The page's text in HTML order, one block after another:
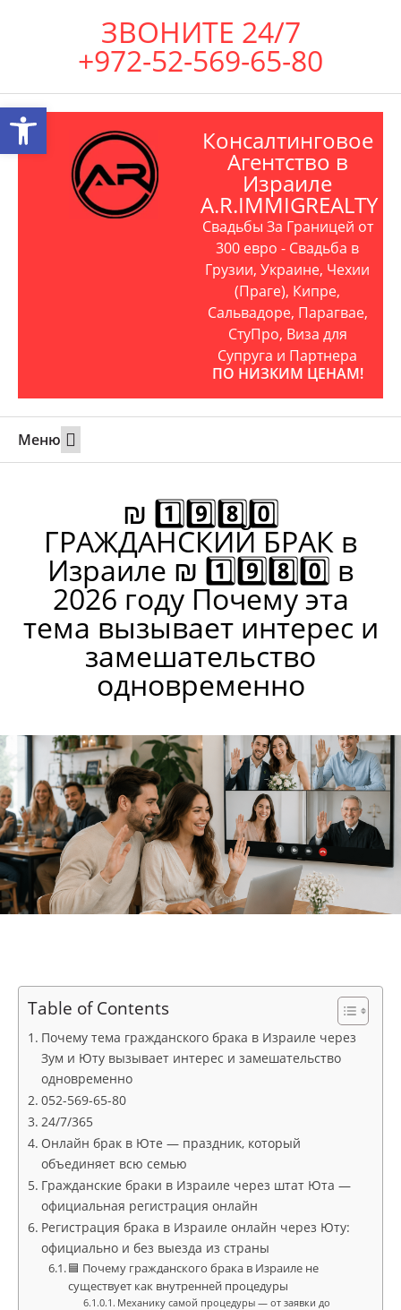
ЗВОНИТЕ 24/7
+972-52-569-65-80
Консалтинговое
Агентство в
Израиле
A.R.IMMIGREALTY
Свадьбы За Границей от
300 евро - Свадьба в
Грузии, Украине, Чехии
(Праге), Кипре,
Сальвадоре, Парагвае,
СтуПро, Виза для
Супруга и Партнера
ПО НИЗКИМ ЦЕНАМ!
Меню
₪ 1️⃣9️⃣8️⃣0️⃣
ГРАЖДАНСКИЙ БРАК в
Израиле ₪ 1️⃣9️⃣8️⃣0️⃣ в
2026 году Почему эта
тема вызывает интерес и
замешательство
одновременно
Table of Contents
Почему тема гражданского брака в Израиле через
Зум и Юту вызывает интерес и замешательство
одновременно
052-569-65-80
24/7/365
Онлайн брак в Юте — праздник, который
объединяет всю семью
Гражданские браки в Израиле через штат Юта —
официальная регистрация онлайн
Регистрация брака в Израиле онлайн через Юту:
официально и без выезда из страны
🟦 Почему гражданского брака в Израиле не
существует как внутренней процедуры
Механику самой процедуры — от заявки до
Открыть панель инструментов